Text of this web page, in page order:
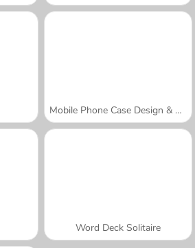
Mobile Phone Case Design & DIY
Word Deck Solitaire